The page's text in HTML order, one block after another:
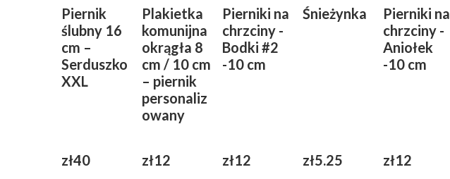
Piernik
ślubny 16
cm –
Serduszko
XXL
zł40
Plakietka
komunijna
okrągła 8
cm / 10 cm
– piernik
personaliz
owany
zł12
Pierniki na
chrzciny -
Bodki #2
-10 cm
zł12
Śnieżynka
zł5.25
Pierniki na
chrzciny -
Aniołek
-10 cm
zł12